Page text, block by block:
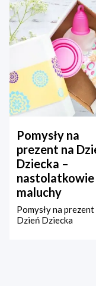
Pomysły na
prezent na
Dziecka –
nastolatkowie
maluchy
Pomysły na prezent
Dzień Dziecka